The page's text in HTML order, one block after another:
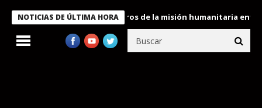
NOTICIAS DE ÚLTIMA HORA
condecora a miembros de la misión humanitaria enviada a